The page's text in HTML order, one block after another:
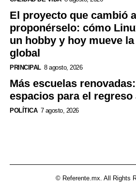
El proyecto que cambió
proponérselo: cómo
un hobby y hoy mueve
global
PRINCIPAL 8 agosto, 2026
Más escuelas
espacios para el regreso
POLÍTICA 7 agosto, 2026
© Referente.mx. All Rights